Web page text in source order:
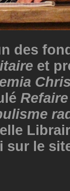
des
et
sur le